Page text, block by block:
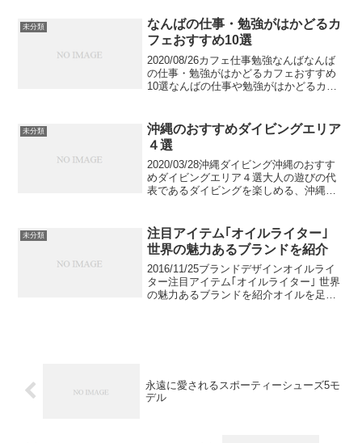
になってきています。ヘアアイロンを使
用することで...
未分類
なんばの仕事・勉強がはかどるカ
フェおすすめ10選
2020/08/26カフェ仕事勉強なんばなんば
の仕事・勉強がはかどるカフェおすすめ
10選なんばの仕事や勉強がはかどるカフ
りまで勉強や仕事をしたいとき、集中で
きるカフェを...
未分類
沖縄のおすすめダイビングエリア
４選
2020/03/28沖縄ダイビング沖縄のおすす
めダイビングエリア４選大人の遊びの代
表であるダイビングを楽しめる、沖縄の
良間（ケラマ）エリア久米・渡名喜・
粟...
未分類
注目アイテム｢オイルライター｣
世界の魅力あるブランドを紹介
2016/11/25ブランドデザインオイルライ
ター注目アイテム｢オイルライター｣ 世界
の魅力あるブランドを紹介オイルを足す
永遠に愛されるスポーティーシューズ5モ
デル